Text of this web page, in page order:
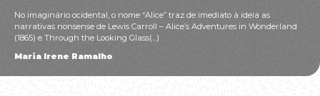
No imaginário ocidental, o nome “Alice” traz de imediato à ideia as
narrativas nonsense de Lewis Carroll – Alice’s Adventures in Wonderland
(1865) e Through the Looking Glass(...)
Maria Irene Ramalho